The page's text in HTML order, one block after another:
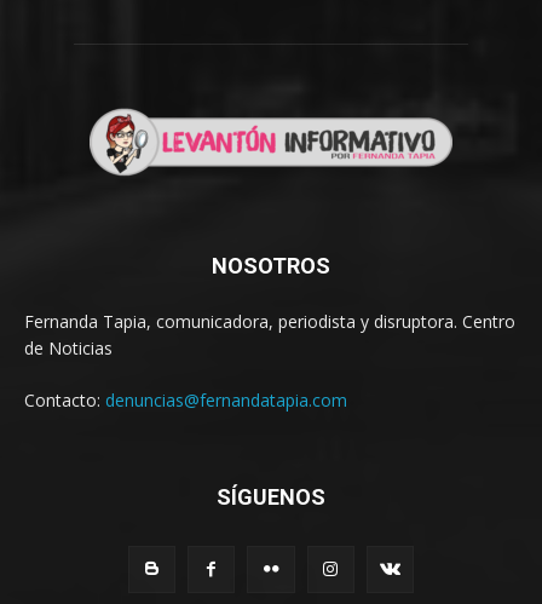
NOSOTROS
Fernanda Tapia, comunicadora, periodista y disruptora. Centro
de Noticias
Contacto: denuncias@fernandatapia.com
SÍGUENOS